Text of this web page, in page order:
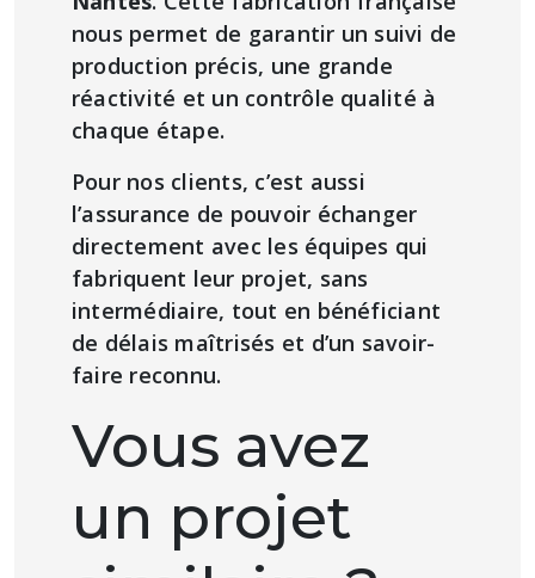
nous permet de garantir un suivi de
production précis, une grande
réactivité et un contrôle qualité à
chaque étape.
Pour nos clients, c’est aussi
l’assurance de pouvoir échanger
directement avec les équipes qui
fabriquent leur projet, sans
intermédiaire, tout en bénéficiant
de délais maîtrisés et d’un savoir-
faire reconnu.
Vous avez
un projet